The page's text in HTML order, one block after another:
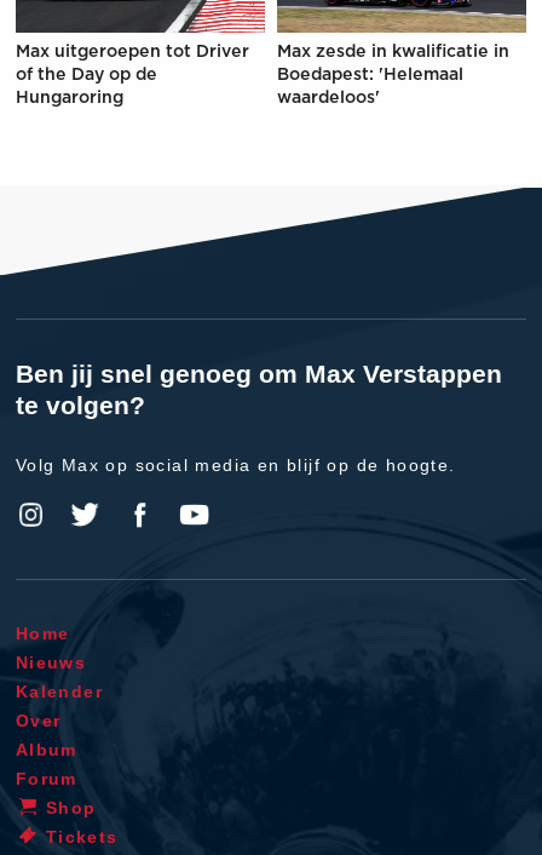
Max uitgeroepen tot Driver
of the Day op de
Hungaroring
Max zesde in kwalificatie in
Boedapest: 'Helemaal
waardeloos'
Ben jij snel genoeg om Max Verstappen
te volgen?
Volg Max op social media en blijf op de hoogte.
Home
Nieuws
Kalender
Over
Album
Forum
Shop
Tickets